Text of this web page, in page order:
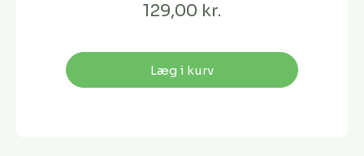
129,00 kr.
Læg i kurv